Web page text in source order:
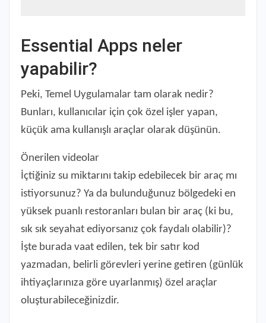
Essential Apps neler
yapabilir?
Peki, Temel Uygulamalar tam olarak nedir?
Bunları, kullanıcılar için çok özel işler yapan,
küçük ama kullanışlı araçlar olarak düşünün.
Önerilen videolar
İçtiğiniz su miktarını takip edebilecek bir araç mı
istiyorsunuz? Ya da bulunduğunuz bölgedeki en
yüksek puanlı restoranları bulan bir araç (ki bu,
sık sık seyahat ediyorsanız çok faydalı olabilir)?
İşte burada vaat edilen, tek bir satır kod
yazmadan, belirli görevleri yerine getiren (günlük
ihtiyaçlarınıza göre uyarlanmış) özel araçlar
oluşturabileceğinizdir.